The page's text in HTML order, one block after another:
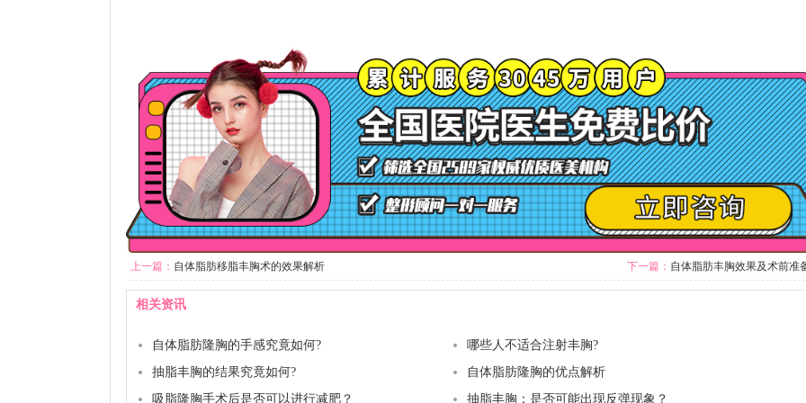
上一篇： 自体脂肪移脂丰胸术的效果解析 下一篇： 自体脂肪丰胸效果及术前准
相关资讯
自体脂肪隆胸的手感究竟如何?
哪些人不适合注射丰胸?
抽脂丰胸的结果究竟如何?
自体脂肪隆胸的优点解析
吸脂隆胸手术后是否可以进行减肥？
抽脂丰胸：是否可能出现反弹现象？